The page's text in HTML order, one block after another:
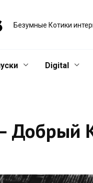
Безумные Котики
Digital
Добрый